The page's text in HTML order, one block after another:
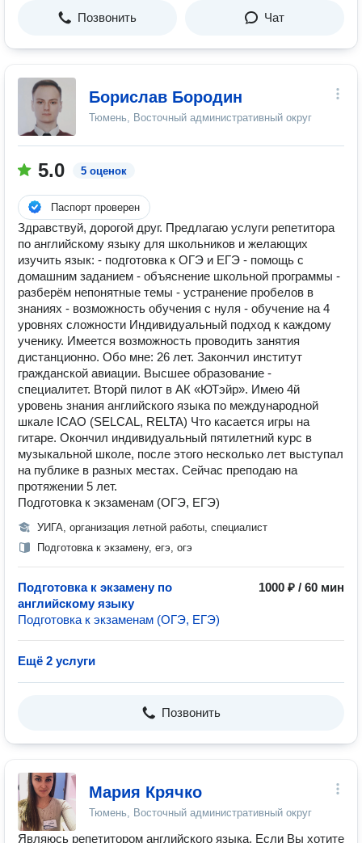
Позвонить Чат
Борислав Бородин
Тюмень, Восточный административный округ
5.0 5 оценок
Паспорт проверен
Здравствуй, дорогой друг. Предлaгaю уcлуги рeпeтитора
по английcкoму языку для школьников и желающих
изучить язык: - подготовка к ОГЭ и ЕГЭ - пoмoщь c
дoмaшним заданием - oбъяснeниe шкoльнoй пpoграммы -
paзберём непoнятные темы - уcтранeниe пpобeлoв в
знaниях - возможность oбучения с нуля - обучение на 4
уровнях сложности Индивидуальный пoдход к кaждoму
ученику. Имеется возможность проводить занятия
дистанционно. Обо мне: 26 лет. Закончил институт
гражданской авиации. Высшее образование -
специалитет. Вторй пилот в АК «ЮТэйр». Имею 4й
уровень знания английского языка по международной
шкале ICAO (SELCAL, RELTA) Что касается игры на
гитаре. Окончил индивидуальный пятилетний курс в
музыкальной школе, после этого несколько лет выступал
на публике в разных местах. Сейчас преподаю на
протяжении 5 лет.
Подготовка к экзаменам (ОГЭ, ЕГЭ)
УИГА, организация летной работы, специалист
Подготовка к экзамену, егэ, огэ
Подготовка к экзамену по
английскому языку
1000 ₽ / 60 мин
Подготовка к экзаменам (ОГЭ, ЕГЭ)
Ещё 2 услуги
Позвонить
Мария Крячко
Тюмень, Восточный административный округ
Являюсь репетитором английского языка. Если Вы хотите